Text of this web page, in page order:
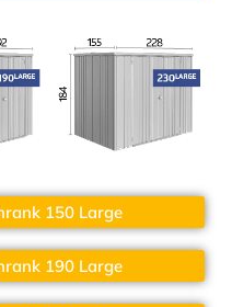
150 Large
190 Large